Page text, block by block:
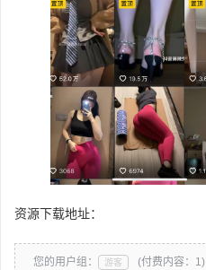
资源下载地址：
您的用户组： 游客 (付费内容：1)